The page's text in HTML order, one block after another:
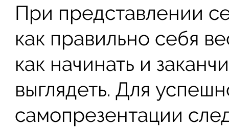
При представлении
как правильно себя
как начинать и
выглядеть. Для
самопрезентации